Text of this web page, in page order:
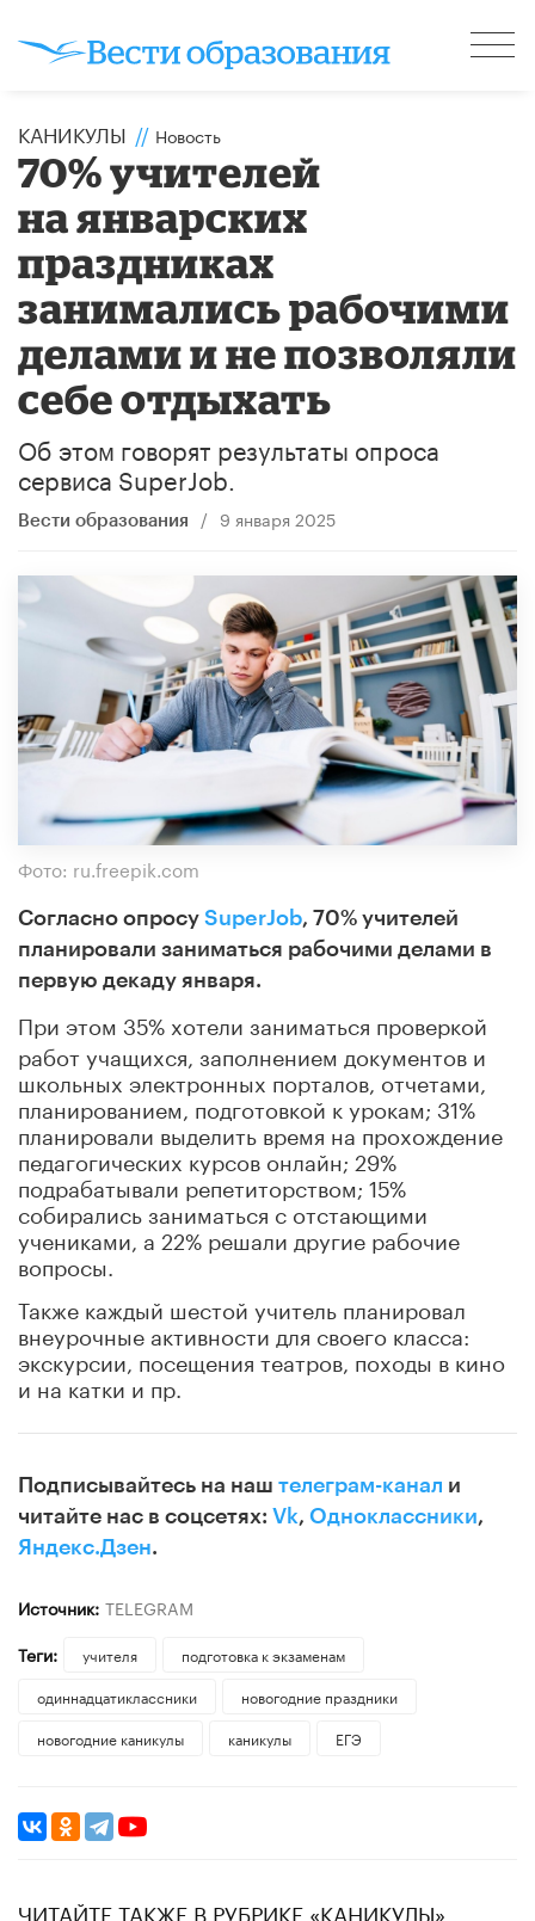
КАНИКУЛЫ // Новость
70% учителей
на январских
праздниках
занимались рабочими
делами и не позволяли
себе отдыхать
Об этом говорят результаты опроса
сервиса SuperJob.
Вести образования / 9 января 2025
Фото: ru.freepik.com
Согласно опросу SuperJob, 70% учителей
планировали заниматься рабочими делами в
первую декаду января.
При этом 35% хотели заниматься проверкой
работ учащихся, заполнением документов и
школьных электронных порталов, отчетами,
планированием, подготовкой к урокам; 31%
планировали выделить время на прохождение
педагогических курсов онлайн; 29%
подрабатывали репетиторством; 15%
собирались заниматься с отстающими
учениками, а 22% решали другие рабочие
вопросы.
Также каждый шестой учитель планировал
внеурочные активности для своего класса:
экскурсии, посещения театров, походы в кино
и на катки и пр.
Подписывайтесь на наш телеграм-канал и
читайте нас в соцсетях: Vk, Одноклассники,
Яндекс.Дзен.
Источник: TELEGRAM
Теги:
учителя
подготовка к экзаменам
одиннадцатиклассники
новогодние праздники
новогодние каникулы
каникулы ЕГЭ
ЧИТАЙТЕ ТАКЖЕ В РУБРИКЕ «КАНИКУЛЫ»